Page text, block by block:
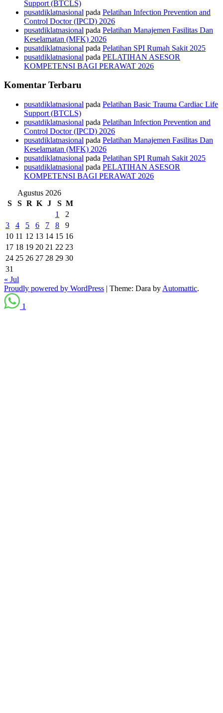
Support (BTCLS)
pusatdiklatnasional pada Pelatihan Infection Prevention and
Control Doctor (IPCD) 2026
pusatdiklatnasional pada Pelatihan Manajemen Fasilitas Dan
Keselamatan (MFK) 2026
pusatdiklatnasional pada Pelatihan SPI Rumah Sakit 2025
pusatdiklatnasional pada PELATIHAN ASESOR
KOMPETENSI BAGI PERAWAT 2026
Komentar Terbaru
pusatdiklatnasional pada Pelatihan Basic Trauma Cardiac Life
Support (BTCLS)
pusatdiklatnasional pada Pelatihan Infection Prevention and
Control Doctor (IPCD) 2026
pusatdiklatnasional pada Pelatihan Manajemen Fasilitas Dan
Keselamatan (MFK) 2026
pusatdiklatnasional pada Pelatihan SPI Rumah Sakit 2025
pusatdiklatnasional pada PELATIHAN ASESOR
KOMPETENSI BAGI PERAWAT 2026
Agustus 2026
S
S R K J S M
1
2
3
4 5 6 7 8
9
10 11 12 13 14 15 16
17 18 19 20 21 22 23
24 25 26 27 28 29 30
31
« Jul
Proudly powered by WordPress | Theme: Dara by Automattic.
1